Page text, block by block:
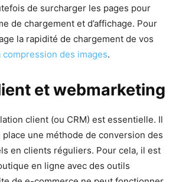
de surcharger les pages pour
de chargement et d’affichage. Pour
la rapidité de chargement de vos
compression des images.
et webmarketing
client (ou CRM) est essentielle. Il
place une méthode de conversion des
en clients réguliers. Pour cela, il est
en ligne avec des outils